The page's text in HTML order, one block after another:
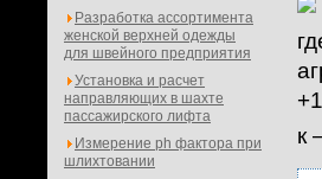
Разработка ассортимента
женской верхней одежды
для швейного предприятия
Установка и расчет
направляющих в шахте
пассажирского лифта
Измерение ph фактора при
шлихтовании
к